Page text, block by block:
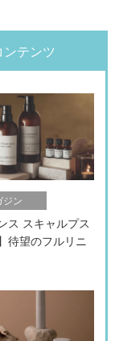
テンツ
ジン
ス スキャルプス
待望のフルリニ